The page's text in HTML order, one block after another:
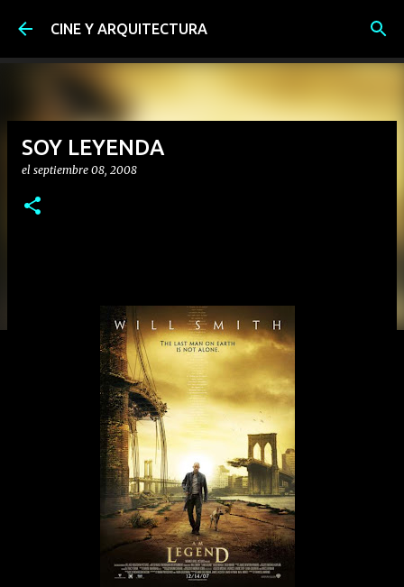
Ir al contenido principal
CINE Y ARQUITECTURA
SOY LEYENDA
el septiembre 08, 2008